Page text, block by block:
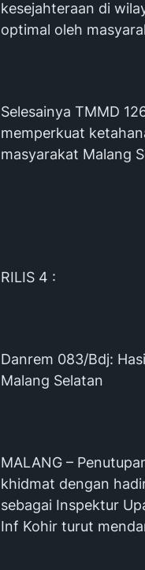
kesejahteraan di
optimal oleh
Selesainya TMMD
memperkuat
masyarakat Malang
RILIS 4 :
Danrem 083/Bdj:
Malang Selatan
MALANG –
khidmat dengan
sebagai Inspektur
Inf Kohir turut